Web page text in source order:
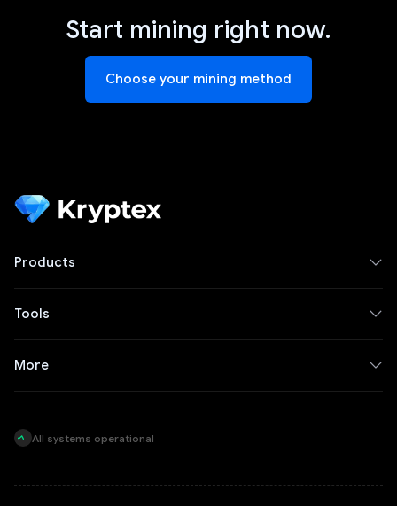
Start mining right now.
Choose your mining method
Products
Tools
More
All systems operational